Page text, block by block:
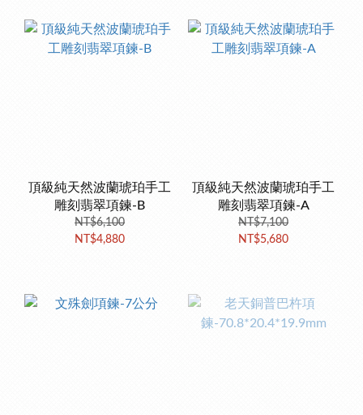
頂級純天然波蘭琥珀手工
雕刻翡翠項鍊-B
NT$6,100
NT$4,880
頂級純天然波蘭琥珀手工
雕刻翡翠項鍊-A
NT$7,100
NT$5,680